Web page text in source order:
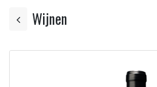
Wijnen